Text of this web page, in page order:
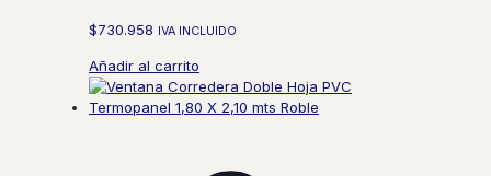
$730.958 IVA INCLUIDO
Añadir al carrito